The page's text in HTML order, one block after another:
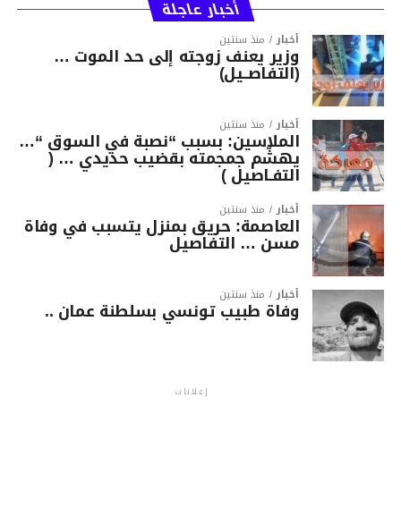
أخبار عاجلة
أخبار منذ سنتين
وزير يعنف زوجته إلى حد الموت …
(التفاصــيل)
أخبار منذ سنتين
الملاسين: بسبب “نصبة في السوق “…
يهشّم جمجمته بقضيب حديدي … (
التفـاصيل )
أخبار منذ سنتين
العاصمة: حريق بمنزل يتسبب في وفاة
مسن … التفاصيل
أخبار منذ سنتين
وفاة طبيب تونسي بسلطنة عمان ..
إعلانات